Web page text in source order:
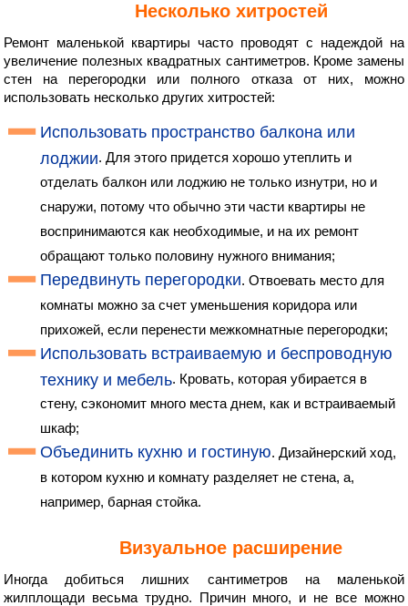
Несколько хитростей
Ремонт маленькой квартиры часто проводят с надеждой на
увеличение полезных квадратных сантиметров. Кроме замены
стен на перегородки или полного отказа от них, можно
использовать несколько других хитростей:
Использовать пространство балкона или
лоджии. Для этого придется хорошо утеплить и
отделать балкон или лоджию не только изнутри, но и
снаружи, потому что обычно эти части квартиры не
воспринимаются как необходимые, и на их ремонт
обращают только половину нужного внимания;
Передвинуть перегородки. Отвоевать место для
комнаты можно за счет уменьшения коридора или
прихожей, если перенести межкомнатные перегородки;
Использовать встраиваемую и беспроводную
технику и мебель. Кровать, которая убирается в
стену, сэкономит много места днем, как и встраиваемый
шкаф;
Объединить кухню и гостиную. Дизайнерский ход,
в котором кухню и комнату разделяет не стена, а,
например, барная стойка.
Визуальное расширение
Иногда добиться лишних сантиметров на маленькой
жилплощади весьма трудно. Причин много, и не все можно